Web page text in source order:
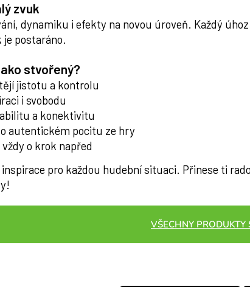
zvuk
dynamiku i efekty na novou úroveň. Každý
postaráno.
stvořený?
jistotu a kontrolu
i svobodu
a konektivitu
autentickém pocitu ze hry
o krok napřed
pro každou hudební situaci. Přinese ti
VŠECHNY PRODUKTY